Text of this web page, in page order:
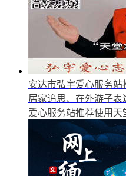
安达市弘宇爱心服务站
居家追思、在外游子
爱心服务站推荐使用天